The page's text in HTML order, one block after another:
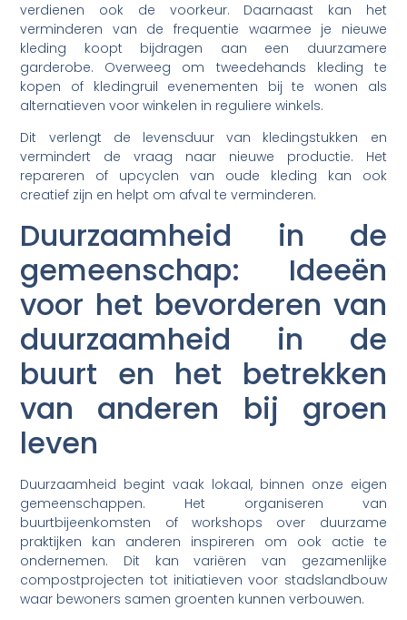
verdienen ook de voorkeur. Daarnaast kan het
verminderen van de frequentie waarmee je nieuwe
kleding koopt bijdragen aan een duurzamere
garderobe. Overweeg om tweedehands kleding te
kopen of kledingruil evenementen bij te wonen als
alternatieven voor winkelen in reguliere winkels.
Dit verlengt de levensduur van kledingstukken en
vermindert de vraag naar nieuwe productie. Het
repareren of upcyclen van oude kleding kan ook
creatief zijn en helpt om afval te verminderen.
Duurzaamheid in de
gemeenschap: Ideeën
voor het bevorderen van
duurzaamheid in de
buurt en het betrekken
van anderen bij groen
leven
Duurzaamheid begint vaak lokaal, binnen onze eigen
gemeenschappen. Het organiseren van
buurtbijeenkomsten of workshops over duurzame
praktijken kan anderen inspireren om ook actie te
ondernemen. Dit kan variëren van gezamenlijke
compostprojecten tot initiatieven voor stadslandbouw
waar bewoners samen groenten kunnen verbouwen.